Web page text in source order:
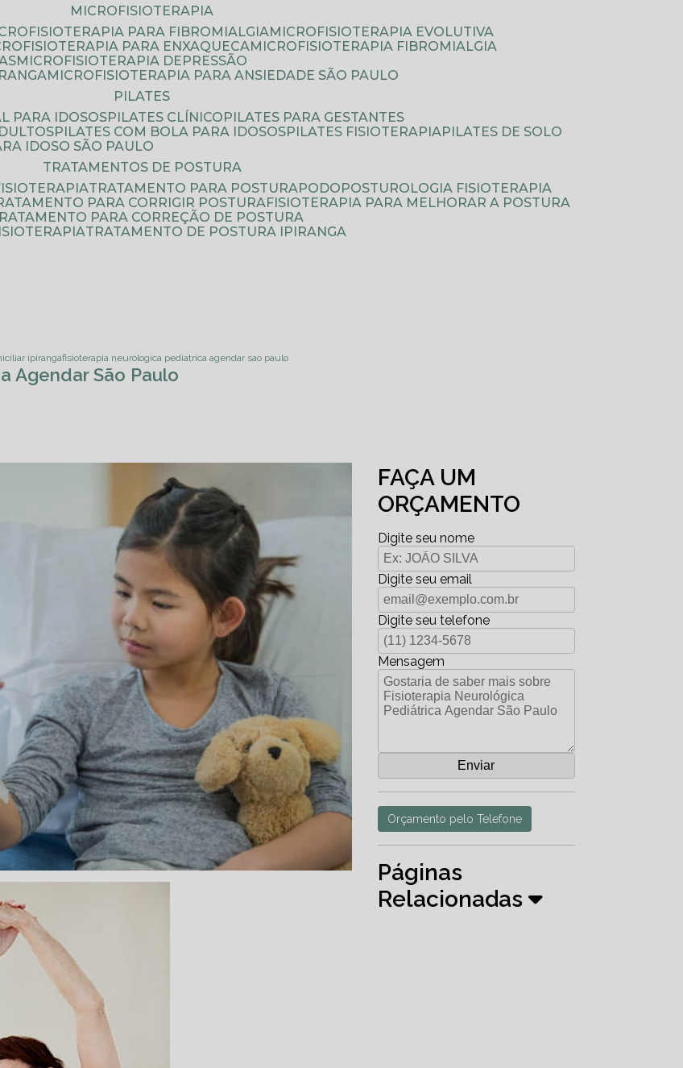
MICROFISIOTERAPIA
PARA FIBROMIALGIA
MICROFISIOTERAPIA EVOLUTIVA
PARA ENXAQUECA
MICROFISIOTERAPIA FIBROMIALGIA
MICROFISIOTERAPIA DEPRESSÃO
MICROFISIOTERAPIA PARA ANSIEDADE SÃO PAULO
PILATES
PARA IDOSOS PILATES CLÍNICO
PILATES PARA GESTANTES
PILATES COM BOLA PARA IDOSOS PILATES FISIOTERAPIA
PILATES DE SOLO
IDOSO SÃO PAULO
TRATAMENTOS DE POSTURA
TRATAMENTO PARA POSTURA
PODOPOSTUROLOGIA FISIOTERAPIA
PARA CORRIGIR POSTURA
FISIOTERAPIA PARA MELHORAR A POSTURA
TRATAMENTO PARA CORREÇÃO DE POSTURA
TRATAMENTO DE POSTURA IPIRANGA
ipirangafisioterapia neurologica pediatrica agendar sao paulo
Agendar São Paulo
FAÇA UM
ORÇAMENTO
Digite seu nome
Digite seu email
Digite seu telefone
Mensagem
Orçamento pelo Telefone
Páginas
Relacionadas